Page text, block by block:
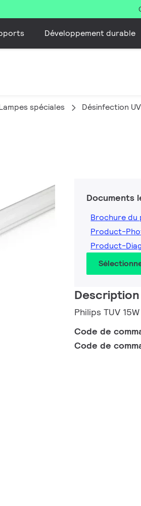
Développement durable
spéciales Désinfection
Documents
Brochure du
Product-
Product-
Philips TUV
Code de
Code de